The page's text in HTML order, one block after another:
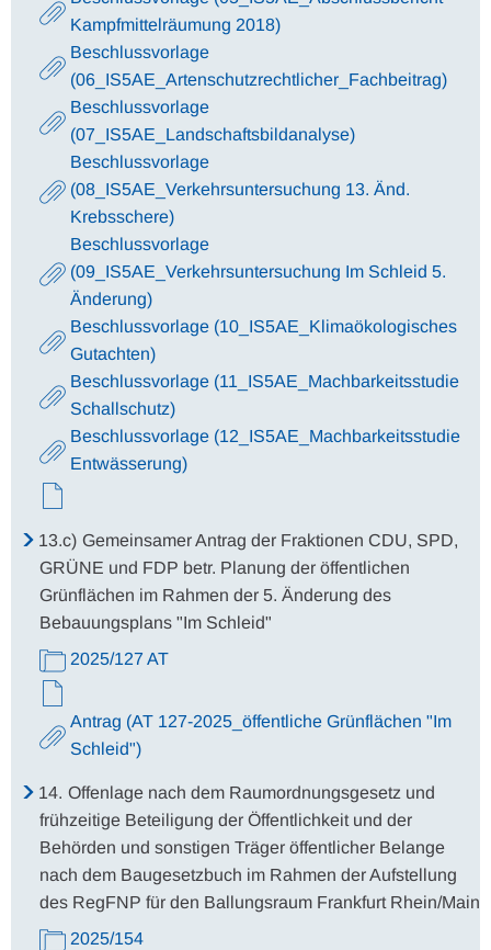
Kampfmittelräumung 2018)
Beschlussvorlage
(06_IS5AE_Artenschutzrechtlicher_Fachbeitrag)
Beschlussvorlage
(07_IS5AE_Landschaftsbildanalyse)
Beschlussvorlage
(08_IS5AE_Verkehrsuntersuchung 13. Änd.
Krebsschere)
Beschlussvorlage
(09_IS5AE_Verkehrsuntersuchung Im Schleid 5.
Änderung)
Beschlussvorlage (10_IS5AE_Klimaökologisches
Gutachten)
Beschlussvorlage (11_IS5AE_Machbarkeitsstudie
Schallschutz)
Beschlussvorlage (12_IS5AE_Machbarkeitsstudie
Entwässerung)
13.c) Gemeinsamer Antrag der Fraktionen CDU, SPD,
GRÜNE und FDP betr. Planung der öffentlichen
Grünflächen im Rahmen der 5. Änderung des
Bebauungsplans "Im Schleid"
2025/127 AT
Antrag (AT 127-2025_öffentliche Grünflächen "Im
Schleid")
14. Offenlage nach dem Raumordnungsgesetz und
frühzeitige Beteiligung der Öffentlichkeit und der
Behörden und sonstigen Träger öffentlicher Belange
nach dem Baugesetzbuch im Rahmen der Aufstellung
des RegFNP für den Ballungsraum Frankfurt Rhein/Main
2025/154